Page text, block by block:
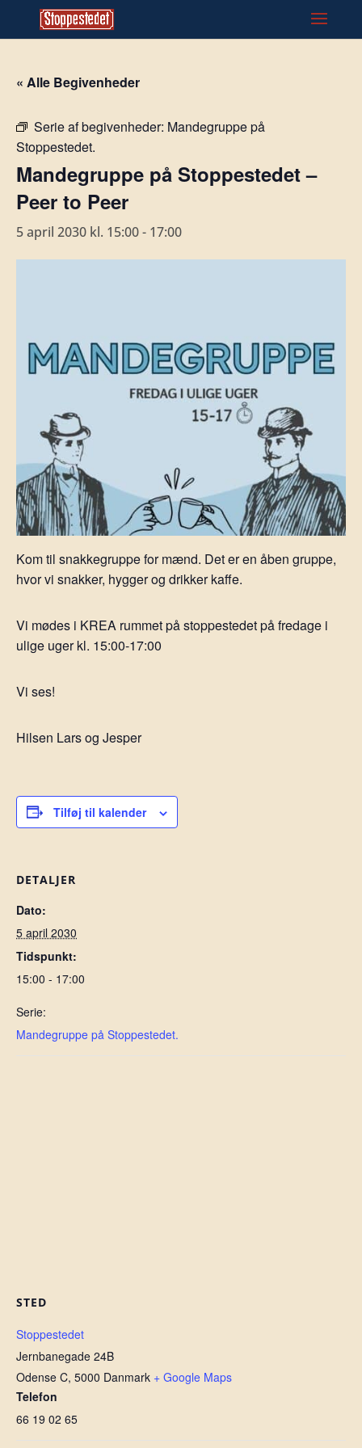
« Alle Begivenheder
Serie af begivenheder: Mandegruppe på
Stoppestedet.
Mandegruppe på Stoppestedet –
Peer to Peer
5 april 2030 kl. 15:00- 17:00
Kom til snakkegruppe for mænd. Det er en åben gruppe,
hvor vi snakker, hygger og drikker kaffe.
Vi mødes i KREA rummet på stoppestedet på fredage i
ulige uger kl. 15:00-17:00
Vi ses!
Hilsen Lars og Jesper
Tilføj til kalender
DETALJER
Dato:
5 april 2030
Tidspunkt:
15:00 - 17:00
Serie:
Mandegruppe på Stoppestedet.
STED
Stoppestedet
Jernbanegade 24B
Odense C, 5000 Danmark + Google Maps
Telefon
66 19 02 65